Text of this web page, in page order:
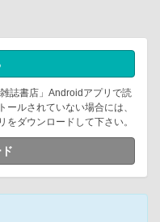
誌書店」Androidアプリで読
ルされていない場合には、
ダウンロードして下さい。